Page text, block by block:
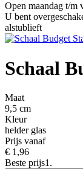
Open maandag t/m
U bent
alstublieft
Schaal
Maat
9,5 cm
Kleur
helder glas
Prijs vanaf
€ 1,96
Beste prijs1.